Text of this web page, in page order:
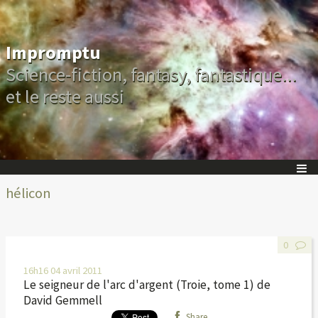
Impromptu
Science-fiction, fantasy, fantastique...
et le reste aussi
hélicon
16h16 04 avril 2011
Le seigneur de l'arc d'argent (Troie, tome 1) de
David Gemmell
0